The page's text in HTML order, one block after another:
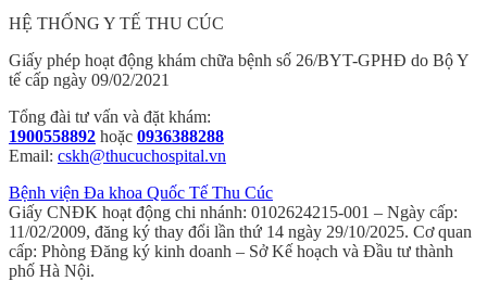
HỆ THỐNG Y TẾ THU CÚC
Giấy phép hoạt động khám chữa bệnh số 26/BYT-GPHĐ do Bộ Y
tế cấp ngày 09/02/2021
Tổng đài tư vấn và đặt khám:
1900558892 hoặc 0936388288
Email: cskh@thucuchospital.vn
Bệnh viện Đa khoa Quốc Tế Thu Cúc
Giấy CNĐK hoạt động chi nhánh: 0102624215-001 – Ngày cấp:
11/02/2009, đăng ký thay đổi lần thứ 14 ngày 29/10/2025. Cơ quan
cấp: Phòng Đăng ký kinh doanh – Sở Kế hoạch và Đầu tư thành
phố Hà Nội.